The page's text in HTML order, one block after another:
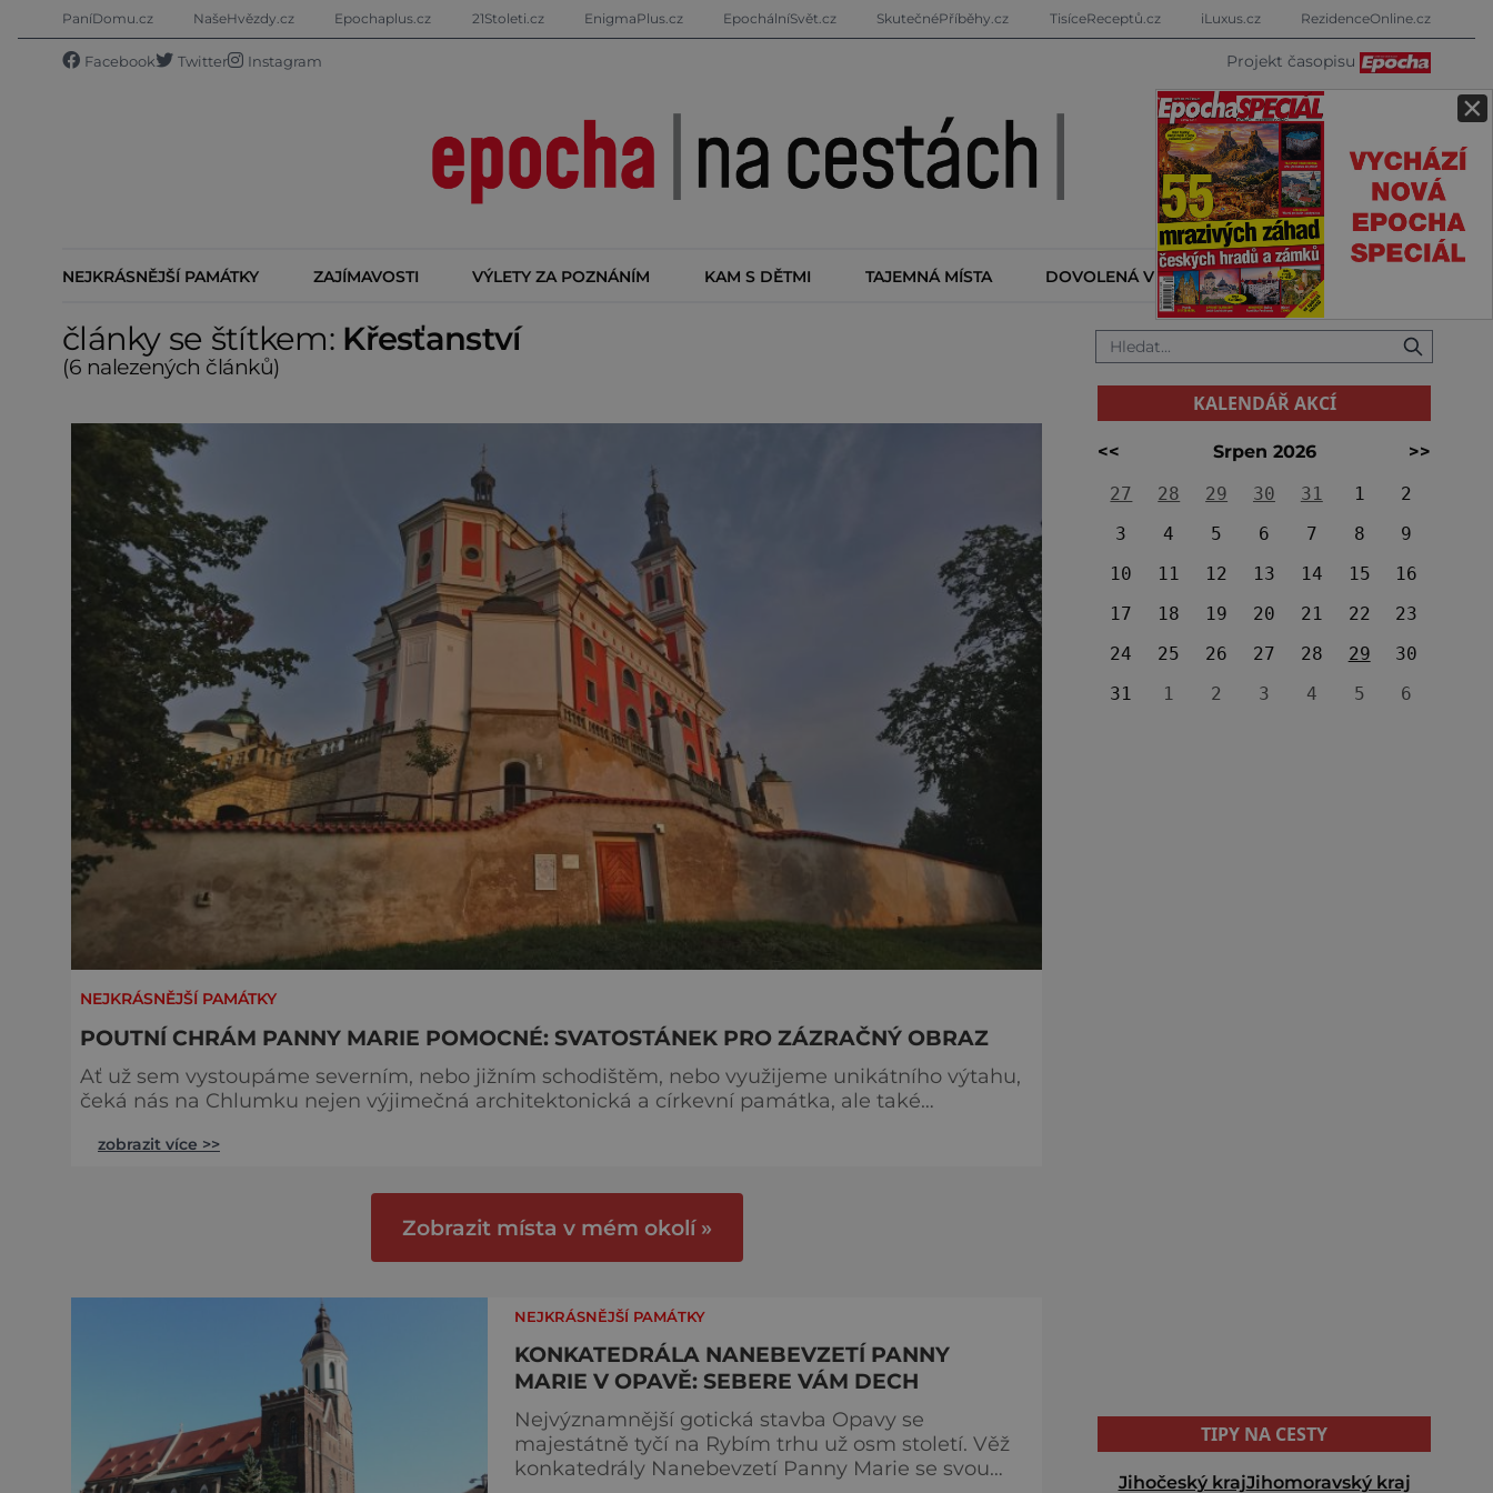
×
PaníDomu.cz NašeHvězdy.cz Epochaplus.cz 21Stoleti.cz EnigmaPlus.cz EpochálníSvět.cz SkutečnéPříběhy.cz TisíceReceptů.cz iLuxus.cz RezidenceOnline.cz
Facebook Twitter Instagram Projekt časopisu
NEJKRÁSNĚJŠÍ PAMÁTKY ZAJÍMAVOSTI VÝLETY ZA POZNÁNÍM KAM S DĚTMI TAJEMNÁ MÍSTA DOVOLENÁ V ZAHRANIČÍ KALENDÁŘ AKCÍ
články se štítkem: Křesťanství
(6 nalezených článků)
NEJKRÁSNĚJŠÍ PAMÁTKY
POUTNÍ CHRÁM PANNY MARIE POMOCNÉ: SVATOSTÁNEK PRO ZÁZRAČNÝ OBRAZ
Ať už sem vystoupáme severním, nebo jižním schodištěm, nebo využijeme unikátního výtahu,
čeká nás na Chlumku nejen výjimečná architektonická a církevní památka, ale také
Košumberka neměla ve druhé polovině 17. století jednoduchý život. Přišla o všechny děti,
zobrazit více >>
Zobrazit místa v mém okolí »
NEJKRÁSNĚJŠÍ PAMÁTKY
KONKATEDRÁLA NANEBEVZETÍ PANNY
MARIE V OPAVĚ: SEBERE VÁM DECH
Nejvýznamnější gotická stavba Opavy se
majestátně tyčí na Rybím trhu už osm století. Věž
konkatedrály Nanebevzetí Panny Marie se svou
KALENDÁŘ AKCÍ
<< Srpen 2026
>>
27
28 29 30 31 1
2
3
4 5 6 7 8
9
10
11 12 13 14 15
16
17
18 19 20 21 22
23
24
25 26 27 28 29
30
31
1 2 3 4 5 6
TIPY NA CESTY
Jihočeský krajJihomoravský kraj